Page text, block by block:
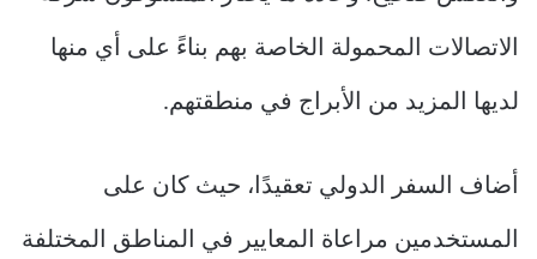
الاتصالات المحمولة الخاصة بهم بناءً على أي منها
لديها المزيد من الأبراج في منطقتهم.
أضاف السفر الدولي تعقيدًا، حيث كان على
المستخدمين مراعاة المعايير في المناطق المختلفة